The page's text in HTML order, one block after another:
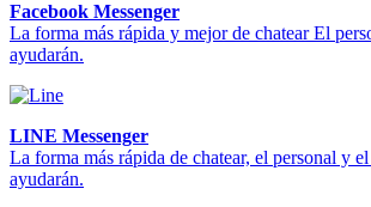
Facebook Messenger
La forma más rápida y mejor de chatear El
ayudarán.
LINE Messenger
La forma más rápida de chatear, el personal y
ayudarán.